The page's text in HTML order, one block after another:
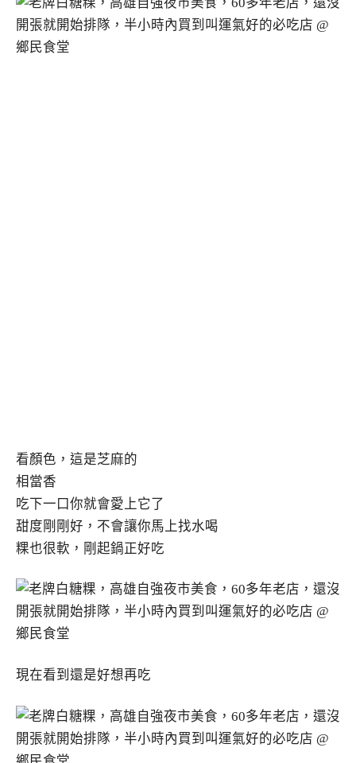
看顏色，這是芝麻的
相當香
吃下一口你就會愛上它了
甜度剛剛好，不會讓你馬上找水喝
粿也很軟，剛起鍋正好吃
現在看到還是好想再吃